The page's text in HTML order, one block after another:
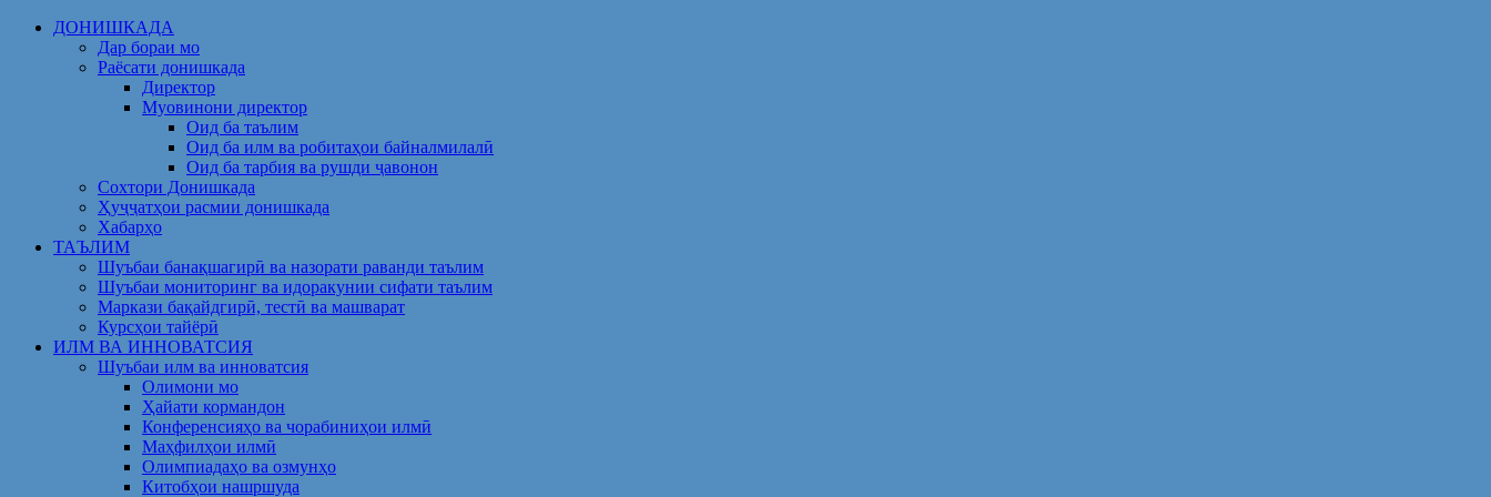
Skip
ДОНИШКАДА
Дар бораи мо
Раёсати донишкада
Директор
Муовинони директор
Оид ба таълим
Оид ба илм ва робитаҳои байналмилалӣ
Оид ба тарбия ва рушди ҷавонон
Сохтори Донишкада
Ҳуҷҷатҳои расмии донишкада
Хабарҳо
ТАЪЛИМ
Шуъбаи банақшагирӣ ва назорати раванди таълим
Шуъбаи мониторинг ва идоракунии сифати таълим
Маркази бақайдгирӣ, тестӣ ва машварат
Курсҳои тайёрӣ
ИЛМ ВА ИННОВАТСИЯ
Шуъбаи илм ва инноватсия
Олимони мо
Ҳайати кормандон
Конференсияҳо ва чорабиниҳои илмӣ
Маҳфилҳои илмӣ
Олимпиадаҳо ва озмунҳо
Китобҳои нашршуда